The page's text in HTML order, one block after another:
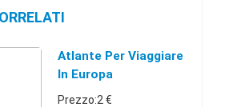
Atlante Per Viaggiare
In Europa
Prezzo:2 €